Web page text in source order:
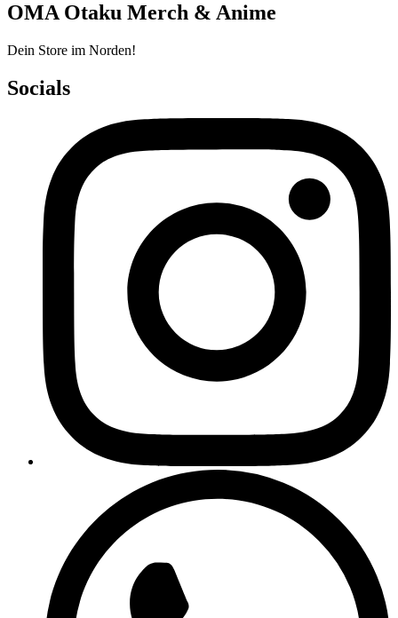
OMA Otaku Merch & Anime
Dein Store im Norden!
Socials